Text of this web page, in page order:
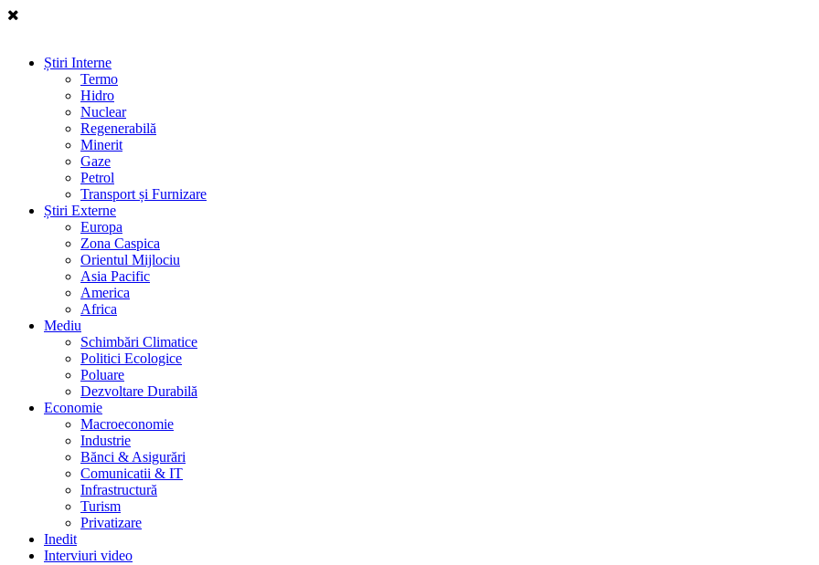
Știri Interne
Termo
Hidro
Nuclear
Regenerabilă
Minerit
Gaze
Petrol
Transport și Furnizare
Știri Externe
Europa
Zona Caspica
Orientul Mijlociu
Asia Pacific
America
Africa
Mediu
Schimbări Climatice
Politici Ecologice
Poluare
Dezvoltare Durabilă
Economie
Macroeconomie
Industrie
Bănci & Asigurări
Comunicatii & IT
Infrastructură
Turism
Privatizare
Inedit
Interviuri video